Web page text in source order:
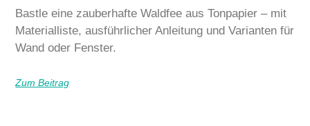
Bastle eine zauberhafte Waldfee aus Tonpapier – mit
Materialliste, ausführlicher Anleitung und Varianten für
Wand oder Fenster.
Zum Beitrag